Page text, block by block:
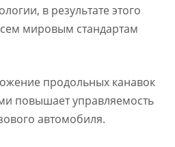
в результате этого
мировым стандартам
продольных канавок
повышает управляемость
автомобиля.